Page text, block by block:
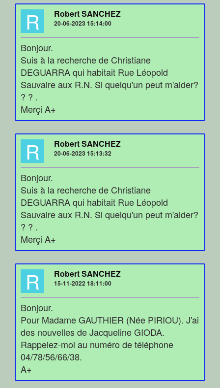
R Robert SANCHEZ
20-06-2023 15:14:00
Bonjour.
Suis à la recherche de Christiane
DEGUARRA qui habitait Rue Léopold
Sauvaire aux R.N. Si quelqu'un peut m'aider?
? ? .
Merçi A+
R Robert SANCHEZ
20-06-2023 15:13:32
Bonjour.
Suis à la recherche de Christiane
DEGUARRA qui habitait Rue Léopold
Sauvaire aux R.N. Si quelqu'un peut m'aider?
? ? .
Merçi A+
R Robert SANCHEZ
15-11-2022 18:11:00
Bonjour.
Pour Madame GAUTHIER (Née PIRIOU). J'ai
des nouvelles de Jacqueline GIODA.
Rappelez-moi au numéro de téléphone
04/78/56/66/38.
A+